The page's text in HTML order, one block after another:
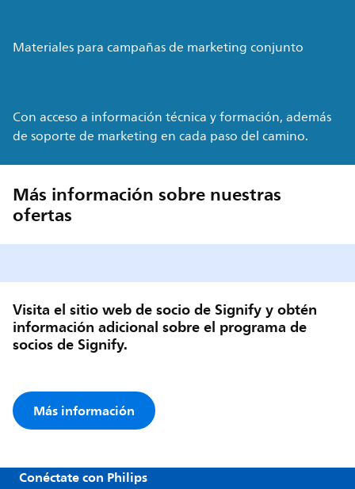
Materiales para campañas de marketing conjunto
Con acceso a información técnica y formación, además
de soporte de marketing en cada paso del camino.
Más información sobre nuestras
ofertas
Visita el sitio web de socio de Signify y obtén
información adicional sobre el programa de
socios de Signify.
Más información
Conéctate con Philips